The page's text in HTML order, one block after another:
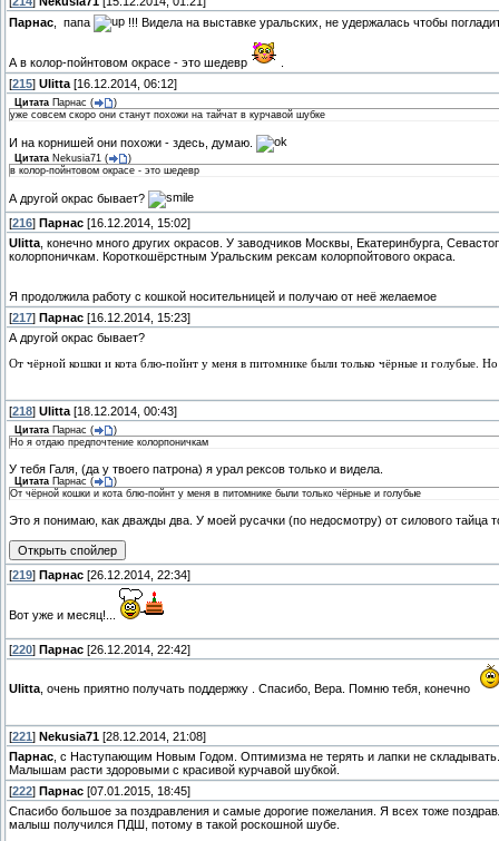
Парнас , папа !!! Видела на выставке уральских, не удержалась чтобы
А в колор-пойнтовом окрасе - это шедевр
[215] Ulitta [16.12.2014, 06:12]
Цитата Парнас (
)
уже совсем скоро они станут похожи на тайчат в курчавой шубке
И на корнишей они похожи - здесь, думаю.
Цитата Nekusia71 (
)
в колор-пойнтовом окрасе - это шедевр
А другой окрас бывает?
[216] Парнас [16.12.2014, 15:02]
Ulitta , конечно много других окрасов. У заводчиков Москвы, Екатеринбурга,
колорпоничкам. Короткошёрстным Уральским рексам колорпойтового окраса.
Я продолжила работу с кошкой носительницей и получаю от неё желаемое
[217] Парнас [16.12.2014, 15:23]
А другой окрас бывает?
От чёрной кошки и кота блю-пойнт у меня в питомнике были только чёрные и голубые.
[218] Ulitta [18.12.2014, 00:43]
Цитата Парнас (
)
Но я отдаю предпочтение колорпоничкам
У тебя Галя, (да у твоего патрона) я урал рексов только и видела.
Цитата Парнас (
)
От чёрной кошки и кота блю-пойнт у меня в питомнике были только чёрные и голубые
Это я понимаю, как дважды два. У моей русачки (по недосмотру) от силового тайца
[219] Парнас [26.12.2014, 22:34]
Вот уже и месяц!...
[220] Парнас [26.12.2014, 22:42]
Ulitta , очень приятно получать поддержку . Спасибо, Вера. Помню тебя, конечно
[221] Nekusia71 [28.12.2014, 21:08]
Парнас , c Наступающим Новым Годом. Оптимизма не терять и лапки не
Малышам расти здоровыми с красивой курчавой шубкой.
[222] Парнас [07.01.2015, 18:45]
Спасибо большое за поздравления и самые дорогие пожелания. Я всех тоже
малыш получился ПДШ, потому в такой роскошной шубе.